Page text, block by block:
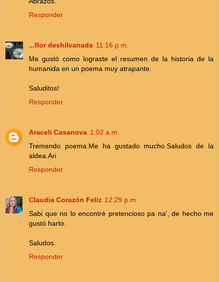
Responder
...flor deshilvanada 11:16 p.m.
Me gustó como lograste el resumen de la historia de la
humanida en un poema muy atrapante.
Saluditos!
Responder
Araceli Casanova 1:02 a.m.
Tremendo poema.Me ha gustado mucho.Saludos de la
aldea.Ari
Responder
Claudia Corazón Feliz 12:29 p.m.
Sabi que no lo encontré pretencioso pa na', de hecho me
gustó harto.
Saludos.
Responder